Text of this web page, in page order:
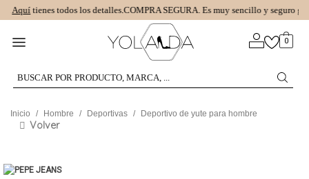
Aquítienes todos los detalles.COMPRA SEGURA.Es muy sencillo y seguro
0
Inicio / Hombre / Deportivas / Deportivo de yute para hombre
Volver